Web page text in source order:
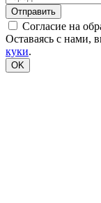
Согласие на
Оставаясь с нами,
куки.
OK